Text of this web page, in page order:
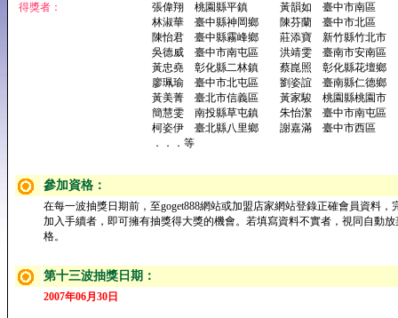
得獎者：
張偉翔 桃園縣平鎮 黃韻如 臺中市南區
林淑華 臺中縣神岡鄉 陳芬蘭 臺中市北區
陳怡君 臺中縣霧峰鄉 莊添寶 新竹縣竹北市
吳德威 臺中市南屯區 洪靖雯 臺南市安南區
黃忠堯 彰化縣二林鎮 蔡崑照 彰化縣花壇鄉
廖珮瑜 臺中市北屯區 劉姿誼 臺南縣仁德鄉
黃美菁 臺北市信義區 黃家駿 桃園縣桃園市
簡慧雯 南投縣草屯鎮 朱怡潔 臺中市南屯區
柯姿伊 臺北縣八里鄉 謝嘉滿 臺中市西區
．．．等
參加資格：
在每一波抽獎日期前，至goget888網站或加盟店家網站登錄正確會員資料，
加入手續者，即可擁有抽獎得大獎的機會。若填寫資料不實者，視同自動放
格。
第十三波抽獎日期：
2007年06月30日